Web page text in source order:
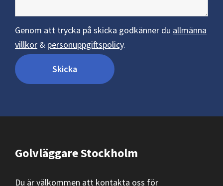
Genom att trycka på skicka godkänner du allmänna
villkor & personuppgiftspolicy.
Footer
Golvläggare Stockholm
Du är välkommen att kontakta oss för